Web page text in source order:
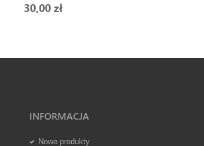
30,00 zł
INFORMACJA
Nowe produkty